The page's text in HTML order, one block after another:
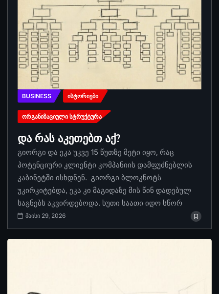
BUSINESS ᲘᲡᲢᲝᲠᲘᲔᲑᲘ
ᲝᲠᲒᲐᲜᲘᲖᲐᲪᲘᲣᲚᲘ ᲡᲢᲠᲣᲥᲢᲣᲠᲐ
და რას აკეთებთ აქ?
გიორგი და ეკა უკვე 15 წუთზე მეტი იყო, რაც
პოტენციური კლიენტი კომპანიის დამფუძნებლის
კაბინეტში ისხდნენ. გიორგი ბლოკნოტს
უკირკიტებდა, ეკა კი მაგიდაზე მის წინ დადებულ
საგნებს აკვირდებოდა. ხუთი საათი იდო სწორ
მაისი 29, 2026